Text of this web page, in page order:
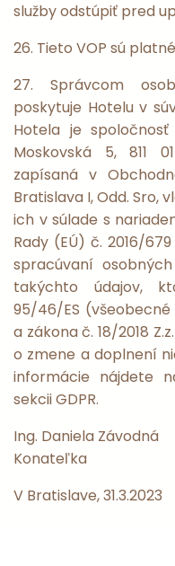
služby odstúpiť pred
26. Tieto VOP sú
27. Správcom
poskytuje Hotelu v
Hotela je spoločnosť
Moskovská 5, 811
zapísaná v
Bratislava I, Odd. Sro,
ich v súlade s
Rady (EÚ) č. 2016/
spracúvaní
takýchto údajov,
95/46/ES
a zákona č. 18/2018
o zmene a doplnení
informácie nájdete
sekcii GDPR.
Ing. Daniela Závodná
Konateľka
V Bratislave, 31.3.2023